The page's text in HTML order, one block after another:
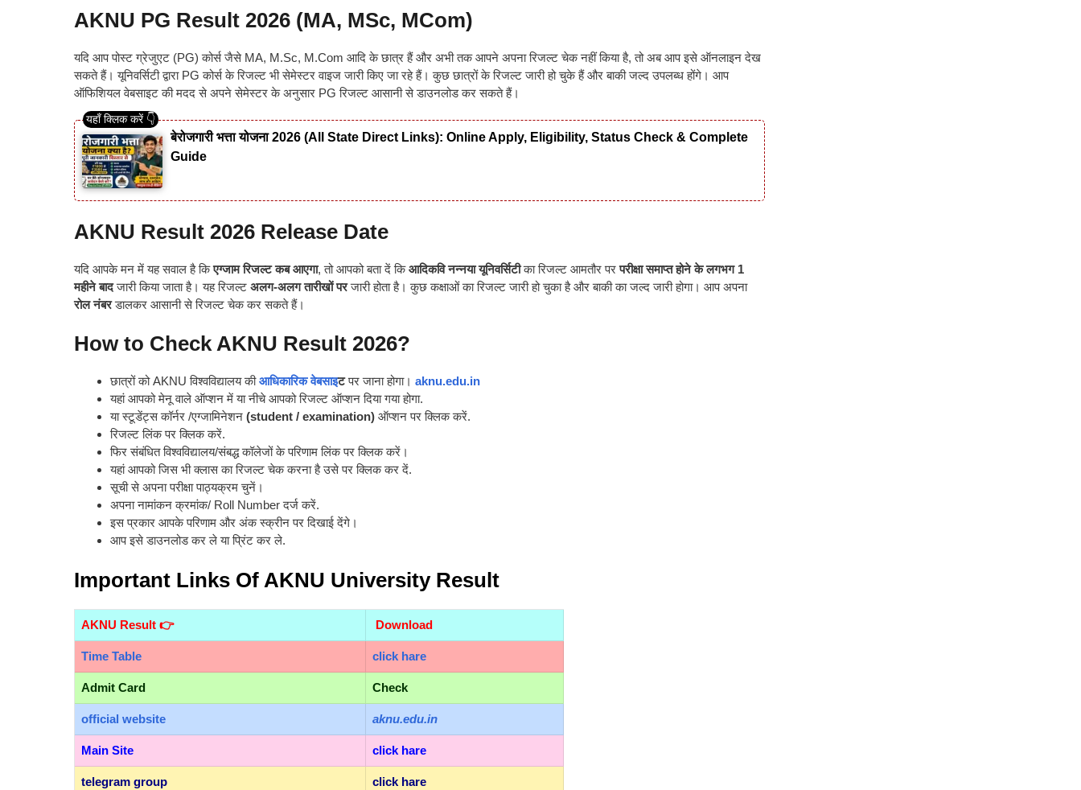
AKNU PG Result 2026 (MA, MSc, MCom)
यदि आप पोस्ट ग्रेजुएट (PG) कोर्स जैसे MA, M.Sc, M.Com आदि के छात्र हैं और अभी तक आपने अपना रिजल्ट चेक नहीं किया है, तो अब आप इसे ऑनलाइन देख
सकते हैं। यूनिवर्सिटी द्वारा PG कोर्स के रिजल्ट भी सेमेस्टर वाइज जारी किए जा रहे हैं। कुछ छात्रों के रिजल्ट जारी हो चुके हैं और बाकी जल्द उपलब्ध होंगे। आप
ऑफिशियल वेबसाइट की मदद से अपने सेमेस्टर के अनुसार PG रिजल्ट आसानी से डाउनलोड कर सकते हैं।
बेरोजगारी भत्ता योजना 2026 (All State Direct Links): Online Apply, Eligibility, Status Check & Complete
Guide
AKNU Result 2026 Release Date
यदि आपके मन में यह सवाल है किएग्जाम रिजल्ट कब आएगा, तो आपको बता दें किआदिकवि नन्नया यूनिवर्सिटीका रिजल्ट आमतौर परपरीक्षा समाप्त होने के लगभग 1
महीने बादजारी किया जाता है। यह रिजल्ट अलग-अलग तारीखों परजारी होता है। कुछ कक्षाओं का रिजल्ट जारी हो चुका है और बाकी का जल्द जारी होगा। आप अपना
रोल नंबरडालकर आसानी से रिजल्ट चेक कर सकते हैं।
How to Check AKNU Result 2026?
छात्रों को AKNU विश्वविद्यालय कीआधिकारिक वेबसाइटपर जाना होगा। aknu.edu.in
यहां आपको मेनू वाले ऑप्शन में या नीचे आपको रिजल्ट ऑप्शन दिया गया होगा.
या स्टूडेंट्स कॉर्नर /एग्जामिनेशन (student / examination) ऑप्शन पर क्लिक करें.
रिजल्ट लिंक पर क्लिक करें.
फिर संबंधित विश्वविद्यालय/संबद्ध कॉलेजों के परिणाम लिंक पर क्लिक करें।
यहां आपको जिस भी क्लास का रिजल्ट चेक करना है उसे पर क्लिक कर दें.
सूची से अपना परीक्षा पाठ्यक्रम चुनें।
अपना नामांकन क्रमांक/ Roll Number दर्ज करें.
इस प्रकार आपके परिणाम और अंक स्क्रीन पर दिखाई देंगे।
आप इसे डाउनलोड कर ले या प्रिंट कर ले.
Important Links Of AKNU University Result
AKNU Result 👉 Download
Time Table click hare
Admit Card Check
official website aknu.edu.in
Main Site click hare
telegram group click hare